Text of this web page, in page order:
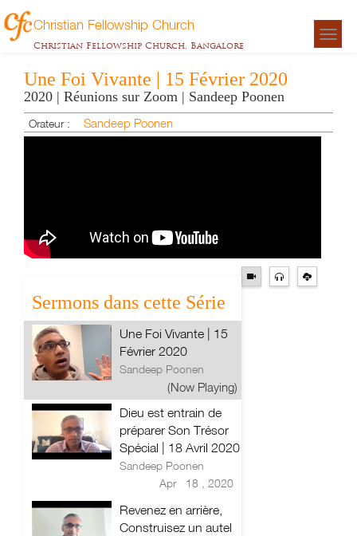
Christian Fellowship Church
Christian Fellowship Church, Bangalore
Une Foi Vivante | 15 Février 2020
2020 | Réunions sur Zoom | Sandeep Poonen
Orateur : Sandeep Poonen
Sermons dans cette Série
Une Foi Vivante | 15
Février 2020
Sandeep Poonen
(Now Playing)
Dieu est entrain de
préparer Son Trésor
Spécial | 18 Avril 2020
Sandeep Poonen
Apr 18 , 2020
Revenez en arrière,
Construisez un autel